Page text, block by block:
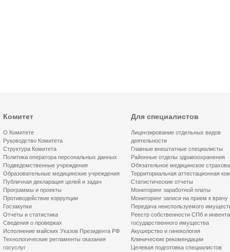
Комитет
О Комитете
Руководство Комитета
Структура Комитета
Политика оператора персональных данных
Подведомственные учреждения
Образовательные медицинские учреждения
Публичная декларация целей и задач
Программы и проекты
Противодействие коррупции
Госзакупки
Отчеты и статистика
Сведения о проверках
Исполнение майских Указов Президента РФ
Технологические регламенты оказания
госуслуг
Для специалистов
Лицензирование отдельных видов
деятельности
Главные внештатные специалисты
Районные отделы здравоохранения
Обязательное медицинское
Территориальная аттестационная
Статистические отчеты
Мониторинг заработной платы
Мониторинг записи на прием к врачу
Передача неиспользуемого
Реестр собственности СПб и
государственного имущества
Акушерство и гинекология
Клинические рекомендации
Целевая подготовка специалистов